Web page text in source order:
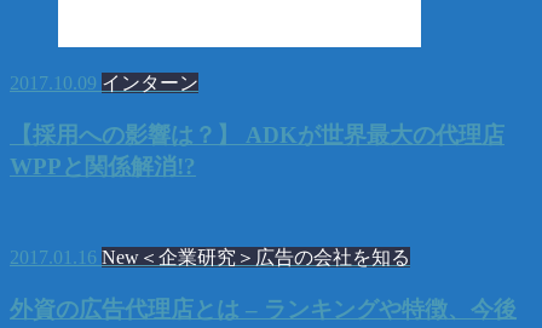
2017.10.09 インターン
【採用への影響は？】 ADKが世界最大の代理店
WPPと関係解消!?
2017.01.16 New＜企業研究＞広告の会社を知る
外資の広告代理店とは – ランキングや特徴、今後